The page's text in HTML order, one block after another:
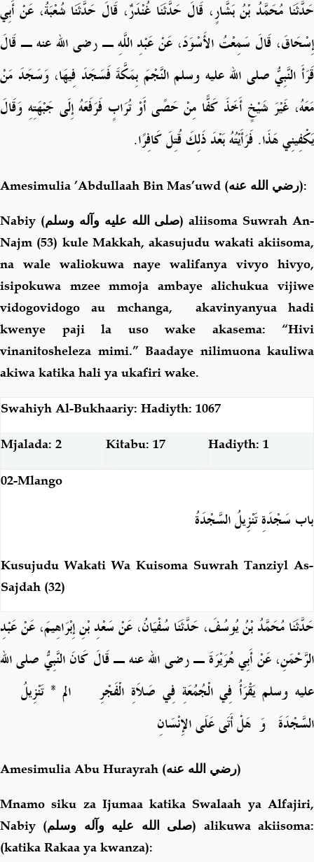
حَدَّثَنَا مُحَمَّدُ بْنُ بَشَّارٍ، قَالَ حَدَّثَنَا غُنْدَرٌ، قَالَ حَدَّثَنَا شُعْبَةُ، عَنْ أَبِي
إِسْحَاقَ، قَالَ سَمِعْتُ الأَسْوَدَ، عَنْ عَبْدِ اللَّهِ ـ رضى الله عنه ـ قَالَ
قَرَأَ النَّبِيُّ صلى الله عليه وسلم النَّجْمَ بِمَكَّةَ فَسَجَدَ فِيهَا، وَسَجَدَ مَنْ
مَعَهُ، غَيْرَ شَيْخٍ أَخَذَ كَفًّا مِنْ حَصًى أَوْ تُرَابٍ فَرَفَعَهُ إِلَى جَبْهَتِهِ وَقَالَ
يَكْفِينِي هَذَا‏.‏ فَرَأَيْتُهُ بَعْدَ ذَلِكَ قُتِلَ كَافِرًا‏.‏
Amesimulia ’Abdullaah Bin Mas’uwd (رضي الله عنه):
Nabiy (صلى الله عليه وآله وسلم) aliisoma Suwrah An-
Najm (53) kule Makkah, akasujudu wakati akiisoma,
na wale waliokuwa naye walifanya vivyo hivyo,
isipokuwa mzee mmoja ambaye alichukua vijiwe
vidogovidogo au mchanga, akavinyanyua hadi
kwenye paji la uso wake akasema: “Hivi
vinanitosheleza mimi.” Baadaye nilimuona kauliwa
akiwa katika hali ya ukafiri wake.
Swahiyh Al-Bukhaariy: Hadiyth: 1067
Mjalada: 2 Kitabu: 17 Hadiyth: 1
02-Mlango
باب سَجْدَةِ تَنْزِيلُ السَّجْدَةُ
Kusujudu Wakati Wa Kuisoma Suwrah Tanziyl As-
Sajdah (32)
حَدَّثَنَا مُحَمَّدُ بْنُ يُوسُفَ، حَدَّثَنَا سُفْيَانُ، عَنْ سَعْدِ بْنِ إِبْرَاهِيمَ، عَنْ عَبْدِ
الرَّحْمَنِ، عَنْ أَبِي هُرَيْرَةَ ـ رضى الله عنه ـ قَالَ كَانَ النَّبِيُّ صلى الله
عليه وسلم يَقْرَأُ فِي الْجُمُعَةِ فِي صَلاَةِ الْفَجْرِ ‏
‏الم * تَنْزِيلُ‏
السَّجْدَةَ وَ‏ ‏هَلْ أَتَى عَلَى الإِنْسَانِ‏
Amesimulia Abu Hurayrah (رضي الله عنه)
Mnamo siku za Ijumaa katika Swalaah ya Alfajiri,
Nabiy (صلى الله عليه وآله وسلم) alikuwa akiisoma:
(katika Rakaa ya kwanza):